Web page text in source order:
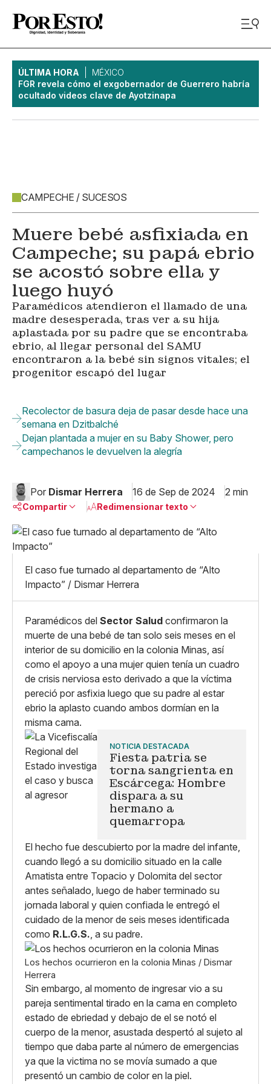
ÚLTIMA HORA
MÉXICO
FGR revela cómo el exgobernador de Guerrero habría
ocultado videos clave de Ayotzinapa
CAMPECHE / SUCESOS
Muere bebé asfixiada en
Campeche; su papá ebrio
se acostó sobre ella y
luego huyó
Paramédicos atendieron el llamado de una
madre desesperada, tras ver a su hija
aplastada por su padre que se encontraba
ebrio, al llegar personal del SAMU
encontraron a la bebé sin signos vitales; el
progenitor escapó del lugar
Recolector de basura deja de pasar desde hace una
semana en Dzitbalché
Dejan plantada a mujer en su Baby Shower, pero
campechanos le devuelven la alegría
Por Dismar Herrera 16 de Sep de 2024 2 min
Compartir
Linkedin
X
Whatsapp
Copiar enlace
Redimensionar texto
Grande
El caso fue turnado al departamento de “Alto
Impacto” / Dismar Herrera
Paramédicos del Sector Salud confirmaron la
muerte de una bebé de tan solo seis meses en el
interior de su domicilio en la colonia Minas, así
como el apoyo a una mujer quien tenía un cuadro
de crisis nerviosa esto derivado a que la víctima
pereció por asfixia luego que su padre al estar
ebrio la aplasto cuando ambos dormían en la
misma cama.
NOTICIA DESTACADA
Fiesta patria se
torna sangrienta en
Escárcega: Hombre
dispara a su
hermano a
quemarropa
El hecho fue descubierto por la madre del infante,
cuando llegó a su domicilio situado en la calle
Amatista entre Topacio y Dolomita del sector
antes señalado, luego de haber terminado su
jornada laboral y quien confiada le entregó el
cuidado de la menor de seis meses identificada
como R.L.G.S., a su padre.
Los hechos ocurrieron en la colonia Minas / Dismar
Herrera
Sin embargo, al momento de ingresar vio a su
pareja sentimental tirado en la cama en completo
estado de ebriedad y debajo de el se notó el
cuerpo de la menor, asustada despertó al sujeto al
tiempo que daba parte al número de emergencias
ya que la victima no se movía sumado a que
presentó un cambio de color en la piel.